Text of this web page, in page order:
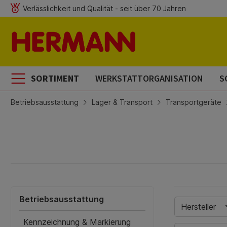
Hauptinhalt springen
Zur Suche springen
Zur Hauptnavigation springen
Verlässlichkeit und Qualität - seit über 70 Jahren
SORTIMENT WERKSTATTORGANISATION
Betriebsausstattung Lager & Transport Transportgeräte
Betriebsausstattung
Kennzeichnung & Markierung
Hersteller